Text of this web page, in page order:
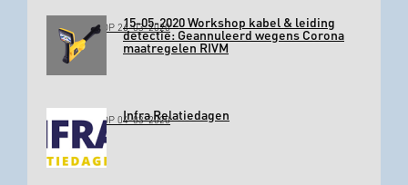
GEPLAATST OP 26-03-202015-05-2020 Workshop kabel & leiding
detectie: Geannuleerd wegens Corona
maatregelen RIVM
GEPLAATST OP 04-03-2020Infra Relatiedagen